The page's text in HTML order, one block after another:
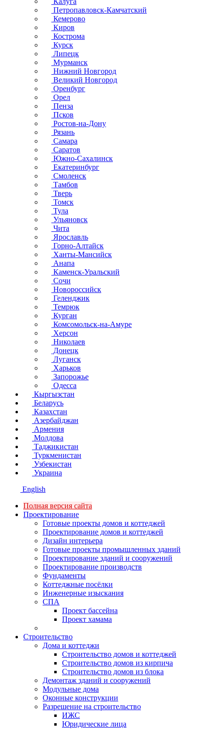
Петропавловск-Камчатский
Кемерово
Киров
Кострома
Курск
Липецк
Мурманск
Нижний Новгород
Великий Новгород
Оренбург
Орел
Пенза
Псков
Ростов-на-Дону
Рязань
Самара
Саратов
Южно-Сахалинск
Екатеринбург
Смоленск
Тамбов
Тверь
Томск
Тула
Ульяновск
Чита
Ярославль
Горно-Алтайск
Ханты-Мансийск
Анапа
Каменск-Уральский
Сочи
Новороссийск
Геленджик
Темрюк
Курган
Комсомольск-на-Амуре
Херсон
Николаев
Донецк
Луганск
Харьков
Запорожье
Одесса
Кыргызстан
Беларусь
Казахстан
Азербайджан
Армения
Молдова
Таджикистан
Туркменистан
Узбекистан
Украина
English
Полная версия сайта
Проектирование
Готовые проекты домов и коттеджей
Проектирование домов и коттеджей
Дизайн интерьера
Готовые проекты промышленных зданий
Проектирование зданий и сооружений
Проектирование производств
Фундаменты
Коттеджные посёлки
Инженерные изыскания
СПА
Проект бассейна
Проект хамама
Строительство
Дома и коттеджи
Строительство домов и коттеджей
Строительство домов из кирпича
Строительство домов из блока
Демонтаж зданий и сооружений
Модульные дома
Оконные конструкции
Разрешение на строительство
ИЖС
Юридические лица